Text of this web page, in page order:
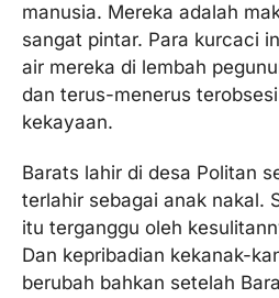
manusia. Mereka adalah
sangat pintar. Para kurcaci
air mereka di lembah
dan terus-menerus
kekayaan.
Barats lahir di desa Politan
terlahir sebagai anak nakal.
itu terganggu oleh
Dan kepribadian kekanak-
berubah bahkan setelah